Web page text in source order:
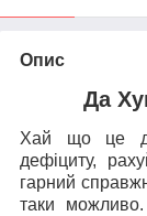
Опис
Да
Хай що це
дефіциту,
гарний
таки